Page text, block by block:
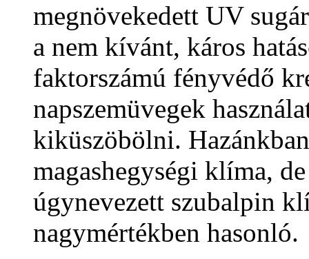
megnövekedett UV
a nem kívánt, káros
faktorszámú fényvédő
napszemüvegek
kiküszöbölni.
magashegységi klíma,
úgynevezett szubalpin
nagymértékben hasonló.